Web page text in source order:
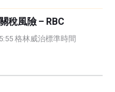
稅風險 – RBC
格林威治標準時間